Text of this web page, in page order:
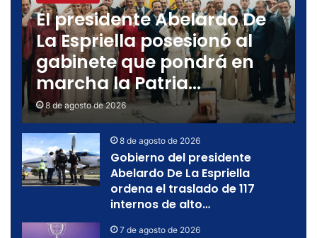
El presidente Abelardo De
La Espriella posesionó al
gabinete que pondrá en
marcha la Patria…
8 de agosto de 2026
8 de agosto de 2026
Gobierno del presidente
Abelardo De La Espriella
ordena el traslado de 117
internos de alto…
7 de agosto de 2026